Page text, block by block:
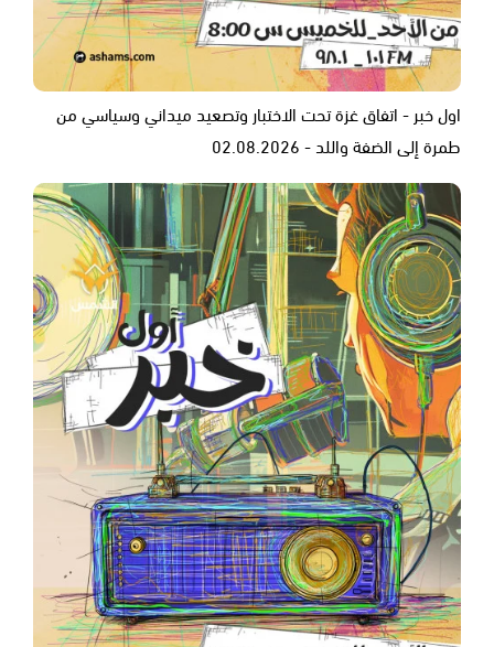
اول خبر - اتفاق غزة تحت الاختبار وتصعيد ميداني وسياسي من
طمرة إلى الضفة واللد - 02.08.2026